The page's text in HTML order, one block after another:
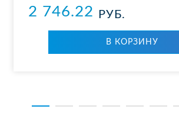
2 746.22 РУБ.
В КОР­ЗИ­НУ